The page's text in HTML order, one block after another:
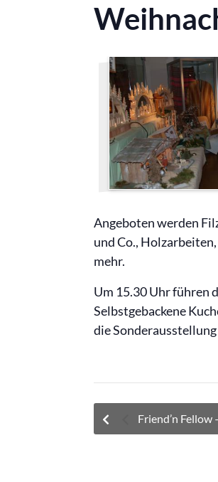
Angeboten werden
und Co.,
mehr.
Um 15.30 Uhr führen
Selbstgebackene
die
Friend’n Fellow